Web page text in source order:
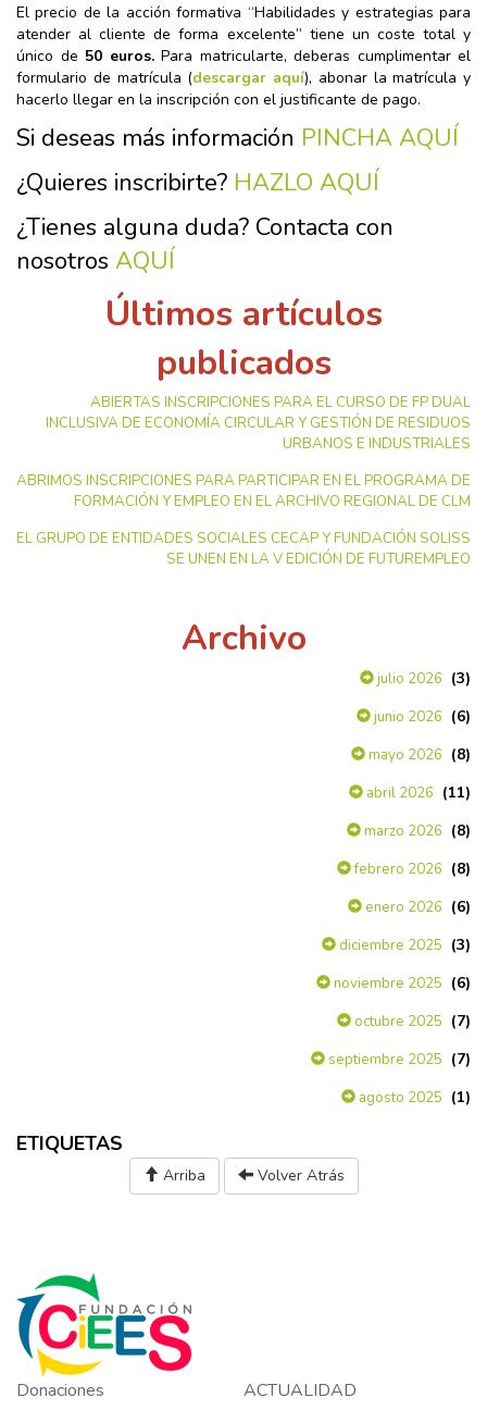
El precio de la acción formativa “Habilidades y estrategias para
atender al cliente de forma excelente” tiene un coste total y
único de 50 euros. Para matricularte, deberas cumplimentar el
formulario de matrícula (descargar aquí), abonar la matrícula y
hacerlo llegar en la inscripción con el justificante de pago.
Si deseas más información PINCHA AQUÍ
¿Quieres inscribirte? HAZLO AQUÍ
¿Tienes alguna duda? Contacta con
nosotros AQUÍ
Últimos artículos
publicados
ABIERTAS INSCRIPCIONES PARA EL CURSO DE FP DUAL
INCLUSIVA DE ECONOMÍA CIRCULAR Y GESTIÓN DE RESIDUOS
URBANOS E INDUSTRIALES
ABRIMOS INSCRIPCIONES PARA PARTICIPAR EN EL PROGRAMA DE
FORMACIÓN Y EMPLEO EN EL ARCHIVO REGIONAL DE CLM
EL GRUPO DE ENTIDADES SOCIALES CECAP Y FUNDACIÓN SOLISS
SE UNEN EN LA V EDICIÓN DE FUTUREMPLEO
Archivo
julio 2026 (3)
junio 2026 (6)
mayo 2026 (8)
abril 2026 (11)
marzo 2026 (8)
febrero 2026 (8)
enero 2026 (6)
diciembre 2025 (3)
noviembre 2025 (6)
octubre 2025 (7)
septiembre 2025 (7)
agosto 2025 (1)
ETIQUETAS
Arriba Volver Atrás
Donaciones
ACTUALIDAD